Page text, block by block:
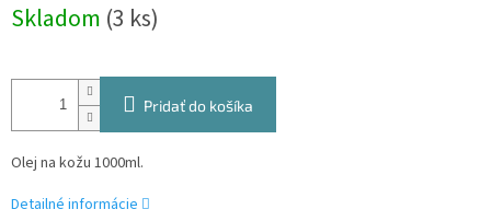
cena:
Skladom (3 ks)
Pridať do košíka
Olej na kožu 1000ml.
Detailné informácie